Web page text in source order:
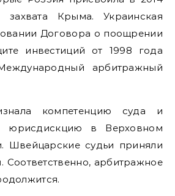
Крыма. Украинская
Договора о поощрении
инвестиций от 1998 года
арбитражный
компетенцию суда и
юрисдискцию в Верховном
Швейцарские судьи приняли
Соответственно, арбитражное